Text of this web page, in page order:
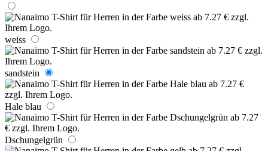
weiss
sandstein
Hale blau
Dschungelgrün